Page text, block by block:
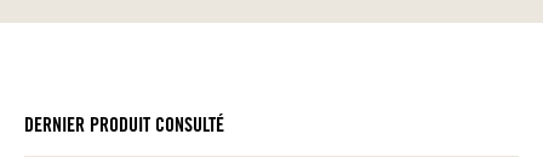
DERNIER PRODUIT CONSULTÉ